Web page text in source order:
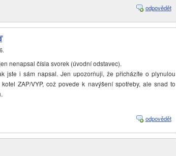
odpovědět
nenapsal čísla svorek (úvodní odstavec).
jste i sám napsal. Jen upozorňuji, že přicházíte o plynulou
ZAP/VYP, což povede k navýšení spotřeby, ale snad to
odpovědět